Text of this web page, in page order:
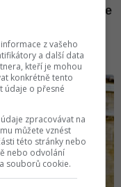
z vašeho
a další data
kteří je mohou
konkrétně tento
údaje o přesné
zpracovávat na
můžete vznést
této stránky nebo
nebo odvolání
souborů cookie.